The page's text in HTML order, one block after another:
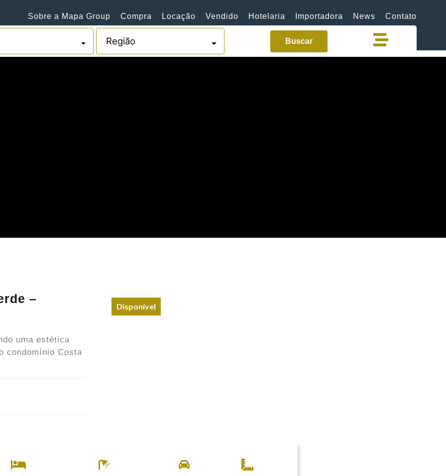
Sobre a Mapa Group Compra Locação Vendido Hotelaria Importadora News Contato
Buscar
Disponível
–
uma estética
condomínio Costa